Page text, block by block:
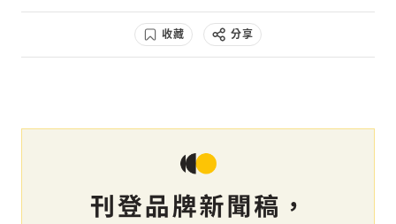
收藏 分享